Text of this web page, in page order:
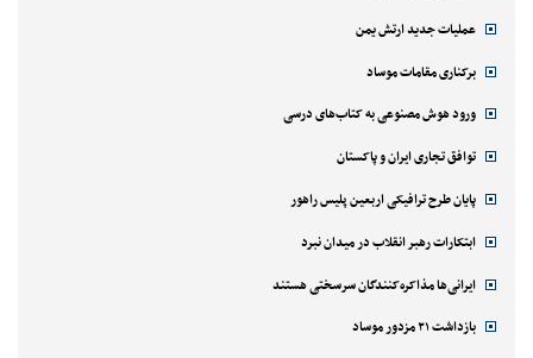
عملیات جدید ارتش یمن
برکناری مقامات موساد
ورود هوش مصنوعی به کتاب‌های درسی
توافق تجاری ایران و پاکستان
پایان طرح ترافیکی اربعین پلیس راهور
ابتکارات رهبر انقلاب در میدان نبرد
ایرانی‌ها مذاکره‌کنندگان سرسختی هستند
بازداشت ۲۱ مزدور موساد